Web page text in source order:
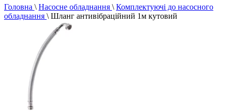
Головна \ Насосне обладнання \ Комплектуючі до насосного
обладнання \ Шланг антивібраційний 1м кутовий